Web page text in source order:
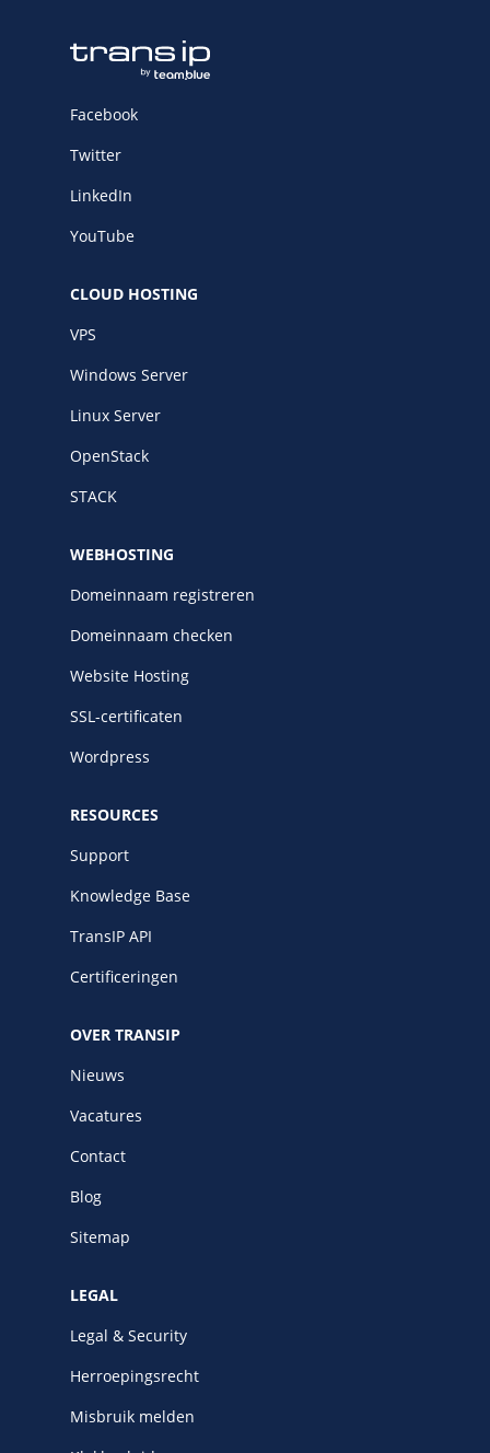
Facebook
Twitter
LinkedIn
YouTube
CLOUD HOSTING
VPS
Windows Server
Linux Server
OpenStack
STACK
WEBHOSTING
Domeinnaam registreren
Domeinnaam checken
Website Hosting
SSL-certificaten
Wordpress
RESOURCES
Support
Knowledge Base
TransIP API
Certificeringen
OVER TRANSIP
Nieuws
Vacatures
Contact
Blog
Sitemap
LEGAL
Legal & Security
Herroepingsrecht
Misbruik melden